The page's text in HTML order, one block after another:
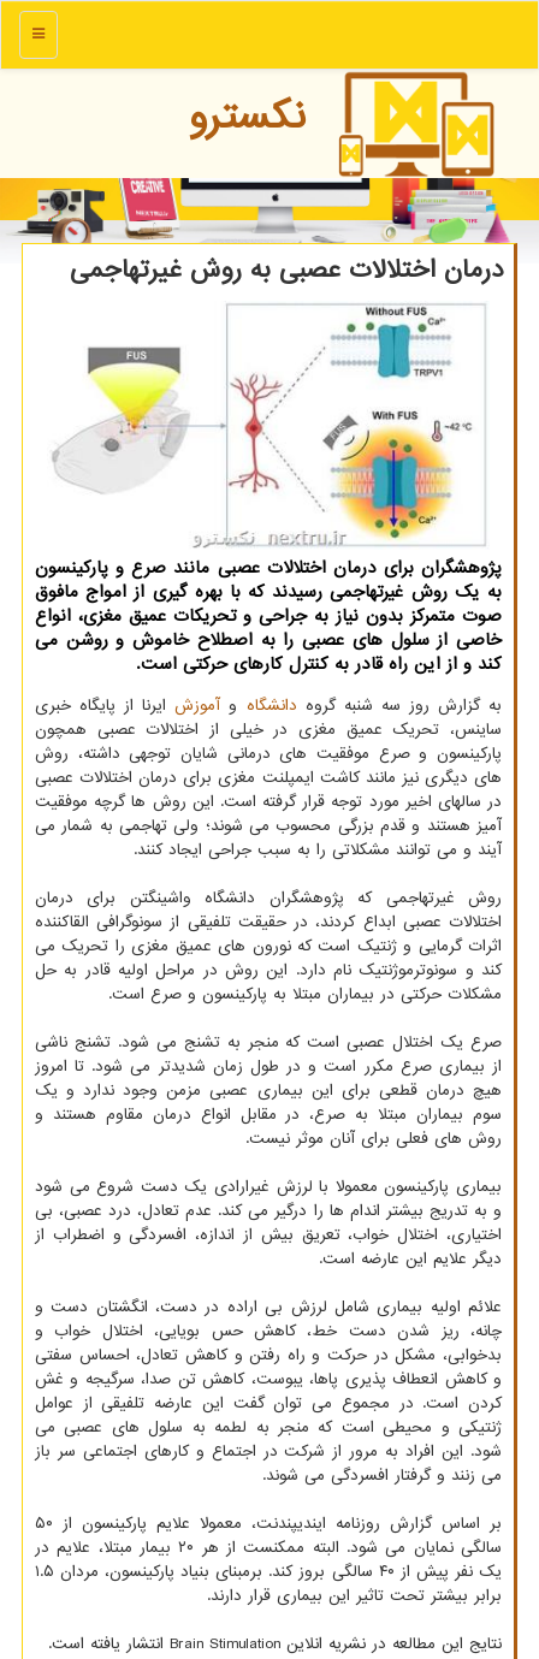
منو
نكسترو
درمان اختلالات عصبی به روش غیرتهاجمی
پژوهشگران برای درمان اختلالات عصبی مانند صرع و پارکینسون
به یک روش غیرتهاجمی رسیدند که با بهره گیری از امواج مافوق
صوت متمرکز بدون نیاز به جراحی و تحریکات عمیق مغزی، انواع
خاصی از سلول های عصبی را به اصطلاح خاموش و روشن می
کند و از این راه قادر به کنترل کارهای حرکتی است.
به گزارش روز سه شنبه گروه دانشگاه و آموزشایرنا از پایگاه خبری
ساینس، تحریک عمیق مغزی در خیلی از اختلالات عصبی همچون
پارکینسون و صرع موفقیت های درمانی شایان توجهی داشته، روش
های دیگری نیز مانند کاشت ایمپلنت مغزی برای درمان اختلالات عصبی
در سالهای اخیر مورد توجه قرار گرفته است. این روش ها گرچه موفقیت
آمیز هستند و قدم بزرگی محسوب می شوند؛ ولی تهاجمی به شمار می
آیند و می توانند مشکلاتی را به سبب جراحی ایجاد کنند.
روش غیرتهاجمی که پژوهشگران دانشگاه واشینگتن برای درمان
اختلالات عصبی ابداع کردند، در حقیقت تلفیقی از سونوگرافی القاکننده
اثرات گرمایی و ژنتیک است که نورون های عمیق مغزی را تحریک می
کند و سونوترموژنتیک نام دارد. این روش در مراحل اولیه قادر به حل
مشکلات حرکتی در بیماران مبتلا به پارکینسون و صرع است.
صرع یک اختلال عصبی است که منجر به تشنج می شود. تشنج ناشی
از بیماری صرع مکرر است و در طول زمان شدیدتر می شود. تا امروز
هیچ درمان قطعی برای این بیماری عصبی مزمن وجود ندارد و یک
سوم بیماران مبتلا به صرع، در مقابل انواع درمان مقاوم هستند و
روش های فعلی برای آنان موثر نیست.
بیماری پارکینسون معمولا با لرزش غیرارادی یک دست شروع می شود
و به تدریج بیشتر اندام ها را درگیر می کند. عدم تعادل، درد عصبی، بی
اختیاری، اختلال خواب، تعریق بیش از اندازه، افسردگی و اضطراب از
دیگر علایم این عارضه است.
علائم اولیه بیماری شامل لرزش بی اراده در دست، انگشتان دست و
چانه، ریز شدن دست خط، کاهش حس بویایی، اختلال خواب و
بدخوابی، مشکل در حرکت و راه رفتن و کاهش تعادل، احساس سفتی
و کاهش انعطاف پذیری پاها، یبوست، کاهش تن صدا، سرگیجه و غش
کردن است. در مجموع می توان گفت این عارضه تلفیقی از عوامل
ژنتیکی و محیطی است که منجر به لطمه به سلول های عصبی می
شود. این افراد به مرور از شرکت در اجتماع و کارهای اجتماعی سر باز
می زنند و گرفتار افسردگی می شوند.
بر اساس گزارش روزنامه ایندیپندنت، معمولا علایم پارکینسون از ۵۰
سالگی نمایان می شود. البته ممکنست از هر ۲۰ بیمار مبتلا، علایم در
یک نفر پیش از ۴۰ سالگی بروز کند. برمبنای بنیاد پارکینسون، مردان ۱.۵
برابر بیشتر تحت تاثیر این بیماری قرار دارند.
نتایج این مطالعه در نشریه انلاین Brain Stimulation انتشار یافته است.